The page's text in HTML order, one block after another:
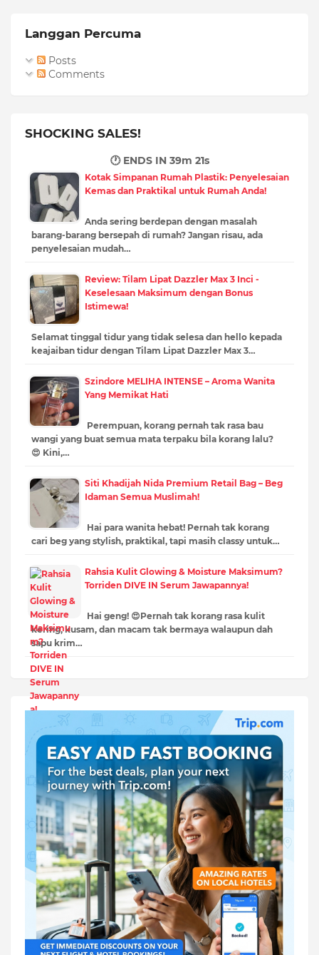
Langgan Percuma
Posts
Comments
SHOCKING SALES!
🕐 ENDS IN 39m 20s
Kotak Simpanan Rumah Plastik: Penyelesaian
Kemas dan Praktikal untuk Rumah Anda!
Anda sering berdepan dengan masalah
barang-barang bersepah di rumah? Jangan risau, ada
penyelesaian mudah…
Review: Tilam Lipat Dazzler Max 3 Inci -
Keselesaan Maksimum dengan Bonus
Istimewa!
Selamat tinggal tidur yang tidak selesa dan hello kepada
keajaiban tidur dengan Tilam Lipat Dazzler Max 3…
Szindore MELIHA INTENSE – Aroma Wanita
Yang Memikat Hati
Perempuan, korang pernah tak rasa bau
wangi yang buat semua mata terpaku bila korang lalu?
😍 Kini,…
Siti Khadijah Nida Premium Retail Bag – Beg
Idaman Semua Muslimah!
Hai para wanita hebat! Pernah tak korang
cari beg yang stylish, praktikal, tapi masih classy untuk…
Rahsia Kulit Glowing & Moisture Maksimum?
Torriden DIVE IN Serum Jawapannya!
Hai geng! 😍Pernah tak korang rasa kulit
kering, kusam, dan macam tak bermaya walaupun dah
sapu krim…